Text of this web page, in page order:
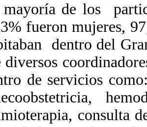
de los
fueron mujeres,
dentro del
diversos
de servicios
consulta